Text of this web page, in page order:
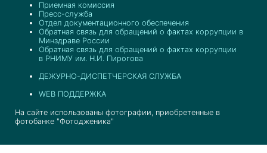
Приемная комиссия
Пресс-служба
Отдел документационного обеспечения
Обратная связь для обращений о фактах коррупции в
Минздраве России
Обратная связь для обращений о фактах коррупции
в РНИМУ им. Н.И. Пирогова
ДЕЖУРНО-ДИСПЕТЧЕРСКАЯ СЛУЖБА
WEB ПОДДЕРЖКА
На сайте использованы фотографии, приобретенные в
фотобанке "Фотодженика"